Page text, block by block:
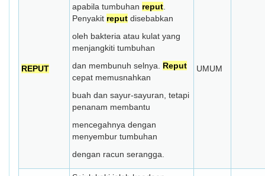
REPUT
apabila tumbuhan reput
Penyakit reput disebabkan
oleh bakteria atau kulat yang
menjangkiti tumbuhan
dan membunuh selnya. Reput
cepat memusnahkan
buah dan sayur-sayuran, tetapi
penanam membantu
mencegahnya dengan
menyembur tumbuhan
dengan racun serangga.
UMUM